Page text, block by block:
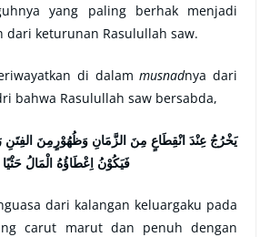
yang paling berhak menjadi
dari keturunan Rasulullah saw.
di dalammusnadnya dari
bahwa Rasulullah saw bersabda,
يَخْرُجُ عِنْدَ انْقِطَاعٍ مِنَ الزَّمَانِ وَظُهُوْرٍمِنَ الفِتَنِ
فَيَكُوْنُ اِعْطَاؤُهُ الْمَالُ حَثْيًا
dari kalangan keluargaku pada
carut marut dan penuh dengan